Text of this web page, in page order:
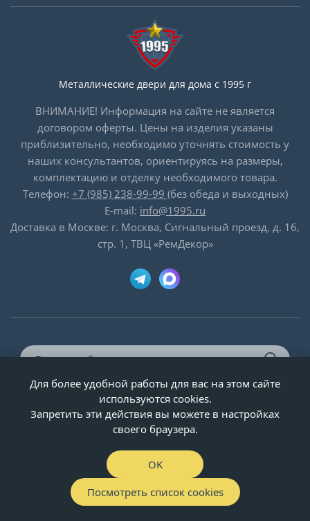
Металлические двери для дома с 1995 г
ВНИМАНИЕ! Информация на сайте не является
договором оферты. Цены на изделия указаны
приблизительно, необходимо уточнять стоимость у
наших консультантов, ориентируясь на размеры,
комплектацию и отделку необходимого товара.
Телефон: +7 (985) 238-99-99 (без обеда и выходных)
E-mail: info@1995.ru
Доставка в Москве: г. Москва, Сигнальный проезд, д. 16,
стр. 1, ТВЦ «РемДекор»
© ООО «Двери-и-точка», ИНН 5020092947, 1995-2026 г.
Для более удобной работы для вас на этом сайте
используются cookies.
Запретить эти действия вы можете в настройках
своего браузера.
OK
Посмотреть список cookies